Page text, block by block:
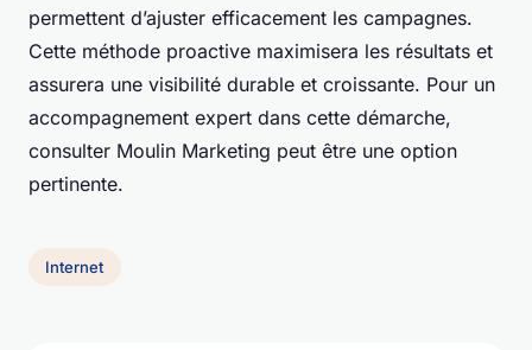
permettent d’ajuster efficacement les campagnes.
Cette méthode proactive maximisera les résultats et
assurera une visibilité durable et croissante. Pour un
accompagnement expert dans cette démarche,
consulter Moulin Marketing peut être une option
pertinente.
Internet